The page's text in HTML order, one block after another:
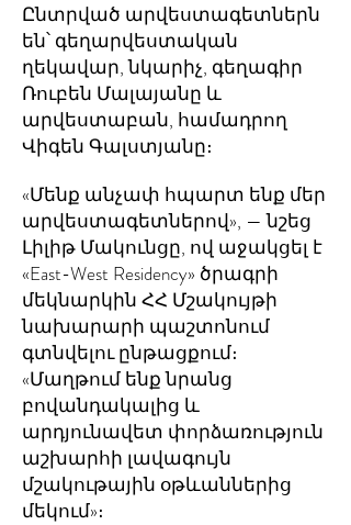
Ընտրված արվեստագետներն
են՝ գեղարվեստական
ղեկավար, նկարիչ, գեղագիր
Ռուբեն Մալայանը և
արվեստաբան, համադրող
Վիգեն Գալստյանը։
«Մենք անչափ հպարտ ենք մեր
արվեստագետներով», — նշեց
Լիլիթ Մակունցը, ով աջակցել է
«East-West Residency» ծրագրի
մեկնարկին ՀՀ Մշակույթի
նախարարի պաշտոնում
գտնվելու ընթացքում։
«Մաղթում ենք նրանց
բովանդակալից և
արդյունավետ փորձառություն
աշխարհի լավագույն
մշակութային օթևաններից
մեկում»։